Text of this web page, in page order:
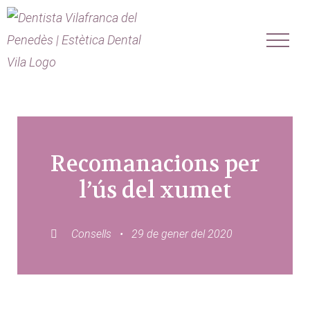
Saltar
contenido
Recomanacions per
l’ús del xumet
Consells • 29 de gener del 2020